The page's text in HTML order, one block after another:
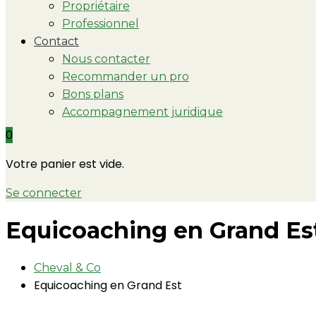
Propriétaire
Professionnel
Contact
Nous contacter
Recommander un pro
Bons plans
Accompagnement juridique
0
Votre panier est vide.
Se connecter
Equicoaching en Grand
Cheval & Co
Equicoaching en Grand Est